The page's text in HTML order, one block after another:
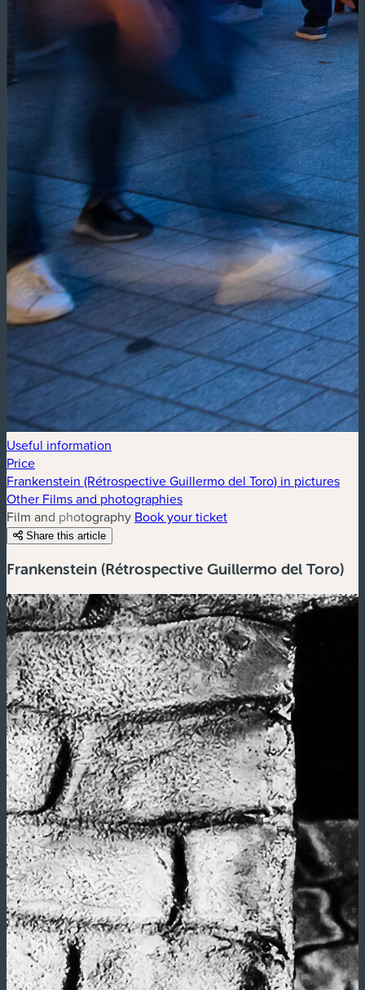
Useful information
Price
Frankenstein (Rétrospective Guillermo del Toro) in pictures
Other Films and photographies
Film and photography Book your ticket
Share this article
Frankenstein (Rétrospective Guillermo del Toro)